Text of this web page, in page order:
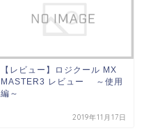
【レビュー】ロジクール MX
MASTER3 レビュー ～使用
編～
2019年11月17日